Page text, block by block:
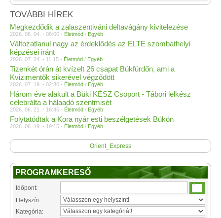
TOVÁBBI HÍREK
Megkezdődik a zalaszentiváni deltavágány kivitelezése
2026. 08. 04. - 08:00 - Életmód / Egyéb
Változatlanul nagy az érdeklődés az ELTE szombathelyi
képzései iránt
2026. 07. 24. - 11:15 - Életmód / Egyéb
Tizenkét órán át kvízelt 26 csapat Bükfürdőn, ami a
Kvizimentők sikerével végződött
2026. 07. 19. - 02:30 - Életmód / Egyéb
Három éve alakult a Büki KÉSZ Csoport - Tábori lelkész
celebrálta a hálaadó szentmisét
2026. 06. 21. - 16:45 - Életmód / Egyéb
Folytatódtak a Kora nyár esti beszélgetések Bükön
2026. 06. 19. - 19:15 - Életmód / Egyéb
Orient_Express
PROGRAMKERESŐ
Időpont:
Helyszín:
Kategória: